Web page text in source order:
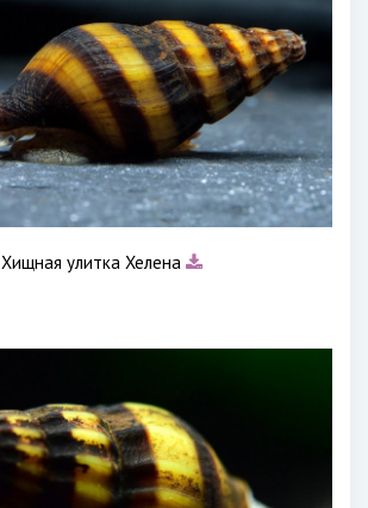
Хищная улитка Хелена